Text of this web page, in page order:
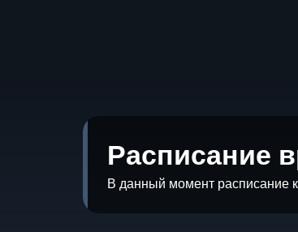
Расписание
В данный момент расписание